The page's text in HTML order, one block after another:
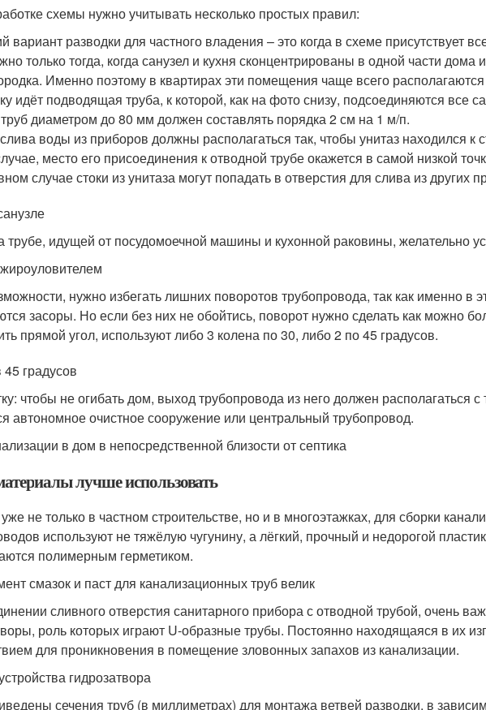
схемы нужно учитывать несколько простых правил:
вариант разводки для частного владения – это когда в схеме присутствует
только тогда, когда санузел и кухня сконцентрированы в одной части дома
Именно поэтому в квартирах эти помещения чаще всего
идёт подводящая труба, к которой, как на фото снизу, подсоединяются все
диаметром до 80 мм должен составлять порядка 2 см на 1 м/п.
воды из приборов должны располагаться так, чтобы унитаз находился к
место его присоединения к отводной трубе окажется в самой низкой
случае стоки из унитаза могут попадать в отверстия для слива из других
трубе, идущей от посудомоечной машины и кухонной раковины, желательно
нужно избегать лишних поворотов трубопровода, так как именно в
засоры. Но если без них не обойтись, поворот нужно сделать как можно
прямой угол, используют либо 3 колена по 30, либо 2 по 45 градусов.
градусов
чтобы не огибать дом, выход трубопровода из него должен располагаться с
автономное очистное сооружение или центральный трубопровод.
в дом в непосредственной близости от септика
лучше использовать
не только в частном строительстве, но и в многоэтажках, для сборки
используют не тяжёлую чугунину, а лёгкий, прочный и недорогой
полимерным герметиком.
смазок и паст для канализационных труб велик
сливного отверстия санитарного прибора с отводной трубой, очень
роль которых играют U-образные трубы. Постоянно находящаяся в их
для проникновения в помещение зловонных запахов из канализации.
гидрозатвора
сечения труб (в миллиметрах) для монтажа ветвей разводки, в